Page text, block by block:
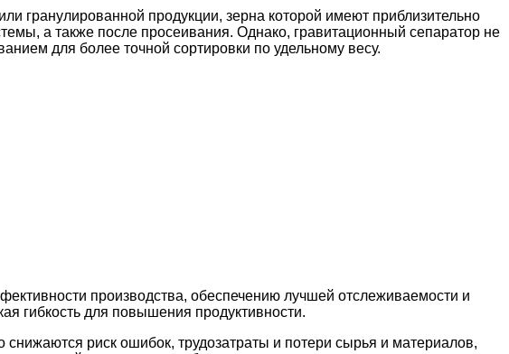
гранулированной продукции, зерна которой имеют приблизительно
а также после просеивания. Однако, гравитационный сепаратор не
для более точной сортировки по удельному весу.
производства, обеспечению лучшей отслеживаемости и
гибкость для повышения продуктивности.
риск ошибок, трудозатраты и потери сырья и материалов,